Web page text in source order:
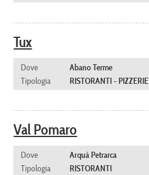
Tux
Dove
Abano Terme
Tipologia
RISTORANTI - PIZZERIE
Val Pomaro
Dove
Arquà Petrarca
Tipologia
RISTORANTI